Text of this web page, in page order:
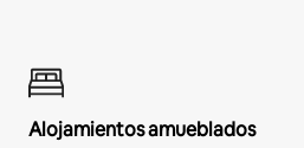
Alojamientos amueblados